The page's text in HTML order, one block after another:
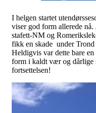
I helgen startet
viser god form allerede
stafett-NM og
fikk en skade under
Heldigvis var dette bare
form i kaldt vær og dårlige
fortsettelsen!